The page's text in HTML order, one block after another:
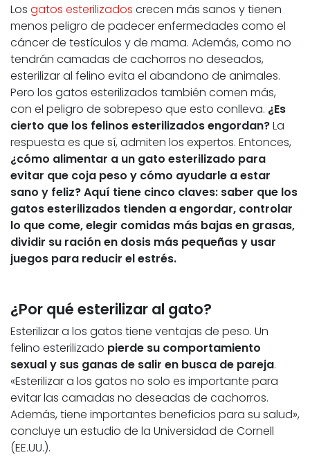
Los gatos esterilizados crecen más sanos y tienen
menos peligro de padecer enfermedades como el
cáncer de testículos y de mama. Además, como no
tendrán camadas de cachorros no deseados,
esterilizar al felino evita el abandono de animales.
Pero los gatos esterilizados también comen más,
con el peligro de sobrepeso que esto conlleva. ¿Es
cierto que los felinos esterilizados engordan?La
respuesta es que sí, admiten los expertos. Entonces,
¿cómo alimentar a un gato esterilizado para
evitar que coja peso y cómo ayudarle a estar
sano y feliz? Aquí tiene cinco claves: saber que los
gatos esterilizados tienden a engordar, controlar
lo que come, elegir comidas más bajas en grasas,
dividir su ración en dosis más pequeñas y usar
juegos para reducir el estrés.
¿Por qué esterilizar al gato?
Esterilizar a los gatos tiene ventajas de peso. Un
felino esterilizado pierde su comportamiento
sexual y sus ganas de salir en busca de pareja.
«Esterilizar a los gatos no solo es importante para
evitar las camadas no deseadas de cachorros.
Además, tiene importantes beneficios para su salud»,
concluye un estudio de la Universidad de Cornell
(EE.UU.).